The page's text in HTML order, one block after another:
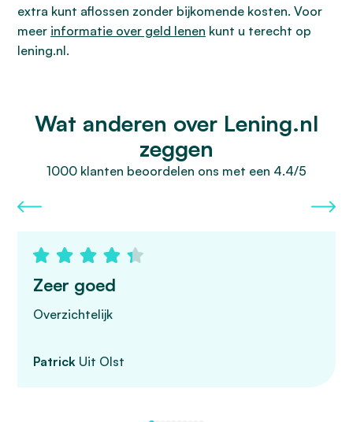
extra kunt aflossen zonder bijkomende kosten. Voor
meer informatie over geld lenen kunt u terecht op
lening.nl.
Wat anderen over Lening.nl
zeggen
1000 klanten beoordelen ons met een 4.4/5
Zeer goed
Overzichtelijk
Patrick Uit Olst